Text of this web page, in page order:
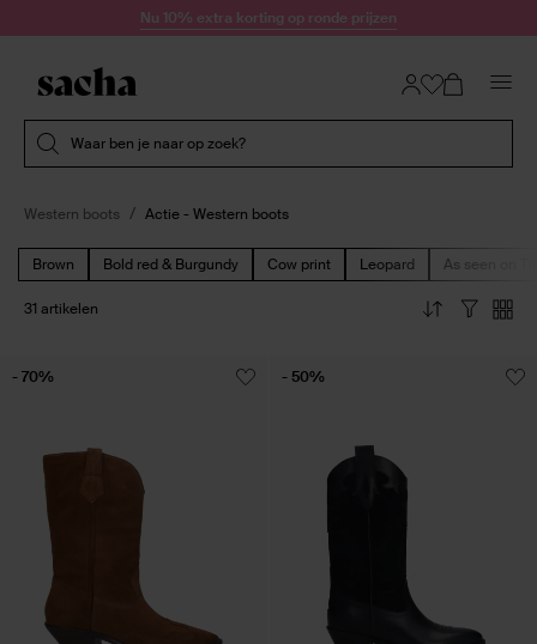
Doorgaan naar artikelNu 10% extra korting op ronde prijzen
Waar ben je naar op zoek?
Western boots Actie - Western boots
Brown Bold red & Burgundy Cow print Leopard As seen on
31 artikelen
- 70% - 50%